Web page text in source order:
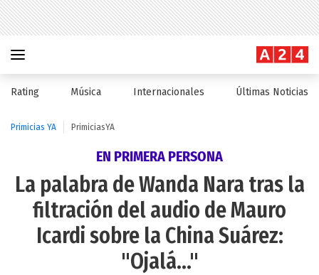
Rating Música Internacionales Últimas Noticias
Primicias YA PrimiciasYA
EN PRIMERA PERSONA
La palabra de Wanda Nara tras la
filtración del audio de Mauro
Icardi sobre la China Suárez:
"Ojalá..."